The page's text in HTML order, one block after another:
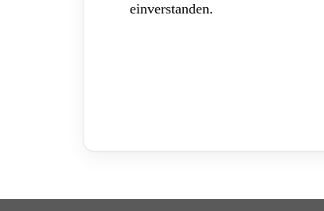
einverstanden.